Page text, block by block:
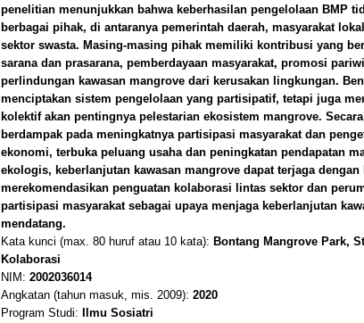
penelitian menunjukkan bahwa keberhasilan pengelolaan BMP
berbagai pihak, di antaranya pemerintah daerah, masyarakat
sektor swasta. Masing-masing pihak memiliki kontribusi yang
sarana dan prasarana, pemberdayaan masyarakat, promosi
perlindungan kawasan mangrove dari kerusakan lingkungan.
menciptakan sistem pengelolaan yang partisipatif, tetapi juga
kolektif akan pentingnya pelestarian ekosistem mangrove.
berdampak pada meningkatnya partisipasi masyarakat dan
ekonomi, terbuka peluang usaha dan peningkatan pendapatan
ekologis, keberlanjutan kawasan mangrove dapat terjaga
merekomendasikan penguatan kolaborasi lintas sektor dan
partisipasi masyarakat sebagai upaya menjaga keberlanjutan
mendatang.
Kata kunci (max. 80 huruf atau 10 kata): Bontang Mangrove Park,
Kolaborasi
NIM: 2002036014
Angkatan (tahun masuk, mis. 2009): 2020
Program Studi:
Ilmu Sosiatri